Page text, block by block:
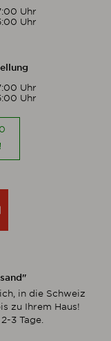
Uhr
Uhr
Uhr
Uhr
in die Schweiz
zu Ihrem Haus!
3 Tage.